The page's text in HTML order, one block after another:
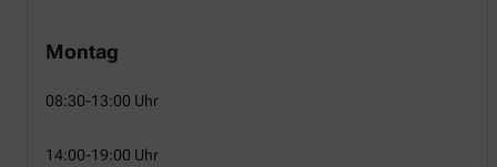
Montag
08:30-13:00 Uhr
14:00-19:00 Uhr